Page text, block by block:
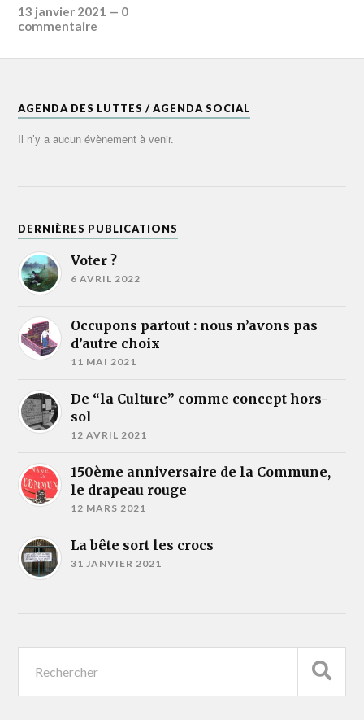
13 janvier 2021 — 0
commentaire
AGENDA DES LUTTES / AGENDA SOCIAL
Il n’y a aucun évènement à venir.
DERNIÈRES PUBLICATIONS
Voter ?
6 AVRIL 2022
Occupons partout : nous n’avons pas
d’autre choix
11 MAI 2021
De “la Culture” comme concept hors-
sol
12 AVRIL 2021
150ème anniversaire de la Commune,
le drapeau rouge
12 MARS 2021
La bête sort les crocs
31 JANVIER 2021